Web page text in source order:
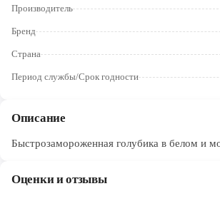
Производитель
Бренд
Страна
Период службы/Срок годности
Описание
Быстрозамороженная голубика в белом и
Оценки и отзывы